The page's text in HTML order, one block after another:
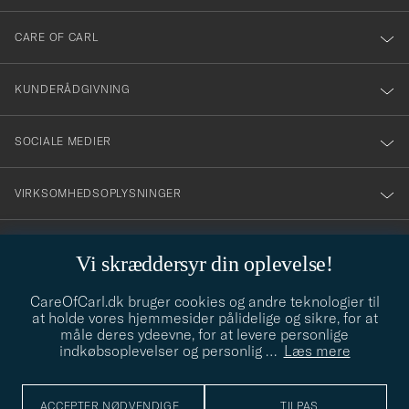
Vi skræddersyr din oplevelse!
CareOfCarl.dk bruger cookies og andre teknologier til
at holde vores hjemmesider pålidelige og sikre, for at
måle deres ydeevne, for at levere personlige
indkøbsoplevelser og personlig … Læs mere
ACCEPTER NØDVENDIGE TILPAS
dig
till
vårt
nyhetsbrev!
CARE OF CARL
KUNDERÅDGIVNING
SOCIALE MEDIER
VIRKSOMHEDSOPLYSNINGER
info@careofcarl.dk
Behøver du hjælp til at finde din stil? Lad os hjælpe dig, vi hjælper
gerne til!
STILRÅD